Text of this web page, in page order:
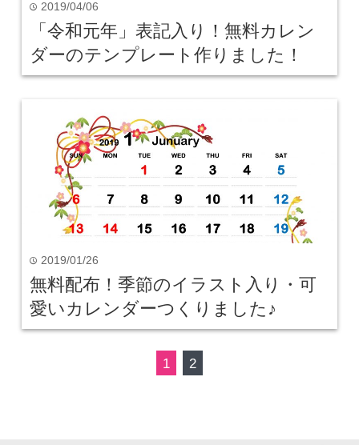
time 2019/04/06
「令和元年」表記入り！無料カレン
ダーのテンプレート作りました！
time 2019/01/26
無料配布！季節のイラスト入り・可
愛いカレンダーつくりました♪
1 2